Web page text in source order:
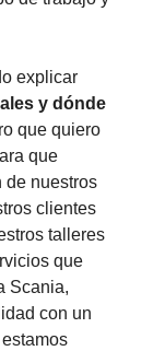
explicar
y dónde
que quiero
que
de nuestros
clientes
talleres
que
Scania,
con un